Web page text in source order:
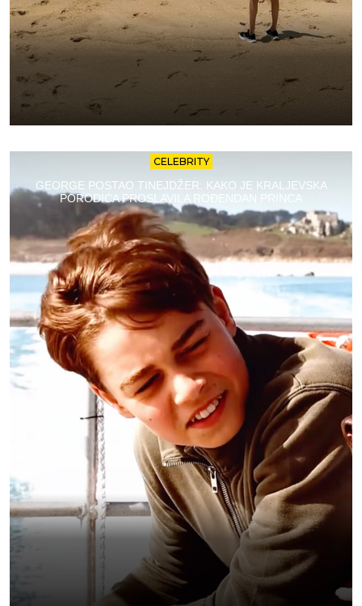
CELEBRITY
GEORGE POSTAO TINEJDŽER: KAKO JE KRALJEVSKA
PORODICA PROSLAVILA ROĐENDAN PRINCA